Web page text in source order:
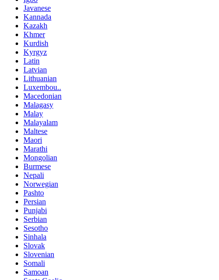
Javanese
Kannada
Kazakh
Khmer
Kurdish
Kyrgyz
Latin
Latvian
Lithuanian
Luxembou..
Macedonian
Malagasy
Malay
Malayalam
Maltese
Maori
Marathi
Mongolian
Burmese
Nepali
Norwegian
Pashto
Persian
Punjabi
Serbian
Sesotho
Sinhala
Slovak
Slovenian
Somali
Samoan